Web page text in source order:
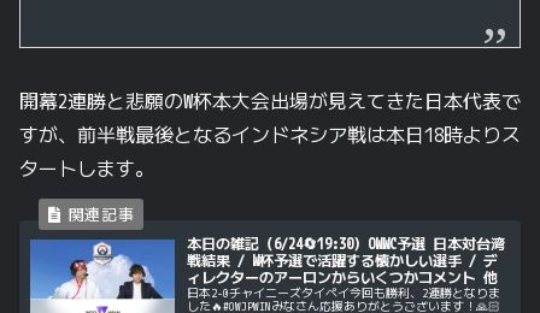
開幕2連勝と悲願のW杯本大会出場が見えてきた日本代表で
すが、前半戦最後となるインドネシア戦は本日18時よりス
タートします。
本日の雑記（6/24🔄19:30）OWWC予選 日本対台湾
戦結果 / W杯予選で活躍する懐かしい選手 / デ
ィレクターのアーロンからいくつかコメント 他
日本2-0チャイニーズタイペイ今回も勝利、2連勝となりま
した🔥#OWJPWINみなさん応援ありがとうございます！🙏🏻